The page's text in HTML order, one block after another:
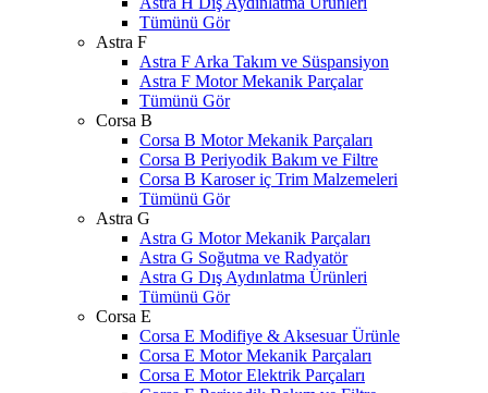
Tümünü Gör
Astra F
Astra F Arka Takım ve Süspansiyon
Astra F Motor Mekanik Parçalar
Tümünü Gör
Corsa B
Corsa B Motor Mekanik Parçaları
Corsa B Periyodik Bakım ve Filtre
Corsa B Karoser iç Trim Malzemeleri
Tümünü Gör
Astra G
Astra G Motor Mekanik Parçaları
Astra G Soğutma ve Radyatör
Astra G Dış Aydınlatma Ürünleri
Tümünü Gör
Corsa E
Corsa E Modifiye & Aksesuar Ürünle
Corsa E Motor Mekanik Parçaları
Corsa E Motor Elektrik Parçaları